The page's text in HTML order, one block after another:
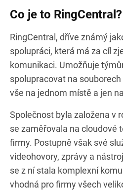
Co je to RingCentral?
RingCentral, dříve známý
spolupráci, která má za cíl
komunikaci. Umožňuje
spolupracovat na
vše na jednom místě a jen
Společnost byla založena v
se zaměřovala na cloudové
firmy. Postupně však své
videohovory, zprávy a
se z ní stala komplexní
vhodná pro firmy všech